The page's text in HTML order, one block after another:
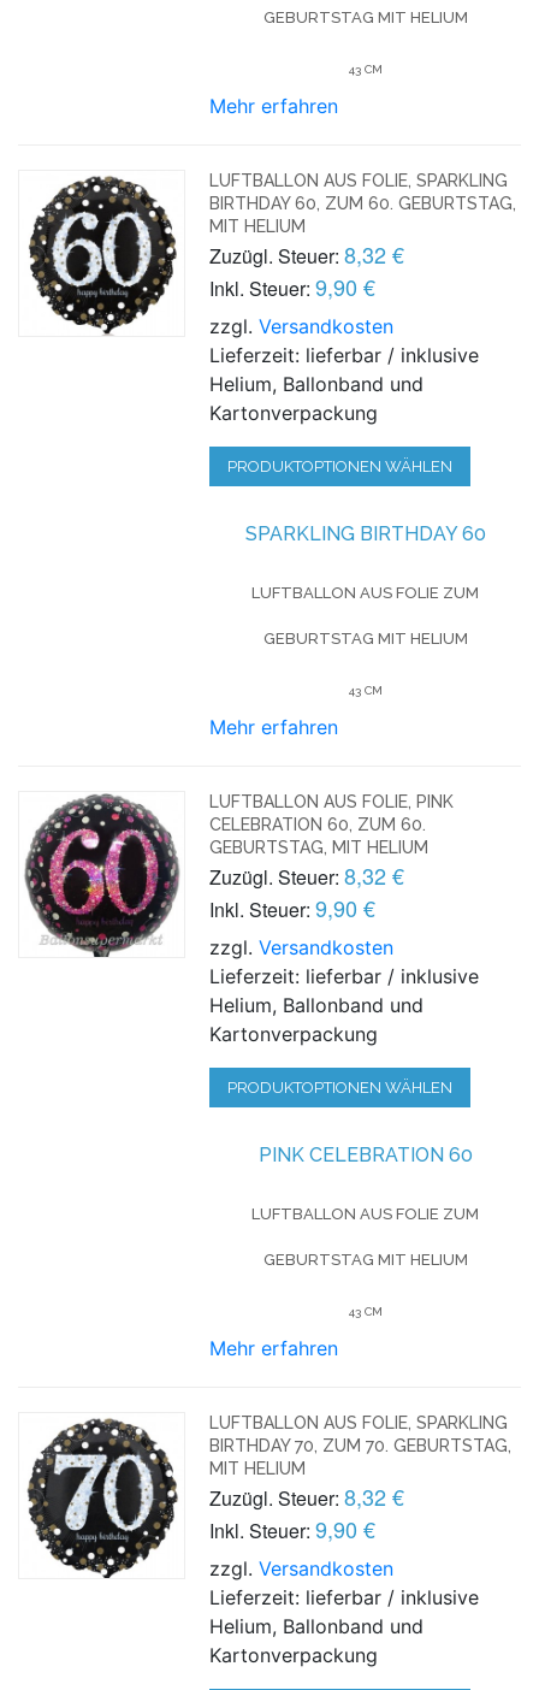
GEBURTSTAG MIT HELIUM
43 CM
Mehr erfahren
LUFTBALLON AUS FOLIE, SPARKLING
BIRTHDAY 60, ZUM 60. GEBURTSTAG,
MIT HELIUM
Zuzügl. Steuer: 8,32 €
Inkl. Steuer: 9,90 €
zzgl.Versandkosten
Lieferzeit: lieferbar / inklusive
Helium, Ballonband und
Kartonverpackung
PRODUKTOPTIONEN WÄHLEN
SPARKLING BIRTHDAY 60
LUFTBALLON AUS FOLIE ZUM
GEBURTSTAG MIT HELIUM
43 CM
Mehr erfahren
LUFTBALLON AUS FOLIE, PINK
CELEBRATION 60, ZUM 60.
GEBURTSTAG, MIT HELIUM
Zuzügl. Steuer: 8,32 €
Inkl. Steuer: 9,90 €
zzgl.Versandkosten
Lieferzeit: lieferbar / inklusive
Helium, Ballonband und
Kartonverpackung
PRODUKTOPTIONEN WÄHLEN
PINK CELEBRATION 60
LUFTBALLON AUS FOLIE ZUM
GEBURTSTAG MIT HELIUM
43 CM
Mehr erfahren
LUFTBALLON AUS FOLIE, SPARKLING
BIRTHDAY 70, ZUM 70. GEBURTSTAG,
MIT HELIUM
Zuzügl. Steuer: 8,32 €
Inkl. Steuer: 9,90 €
zzgl.Versandkosten
Lieferzeit: lieferbar / inklusive
Helium, Ballonband und
Kartonverpackung